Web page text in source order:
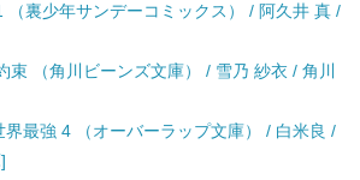
（裏少年サンデーコミックス） / 阿久井 真 /
束 （角川ビーンズ文庫） / 雪乃 紗衣 / 角川
界最強 4 （オーバーラップ文庫） / 白米良 /